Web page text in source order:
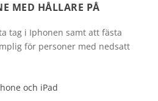
MED HÅLLARE PÅ
tag i Iphonen samt att fästa
för personer med nedsatt